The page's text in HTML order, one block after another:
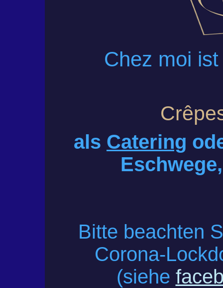
Chez moi
als Catering
Bitte beachten
Corona-
(siehe